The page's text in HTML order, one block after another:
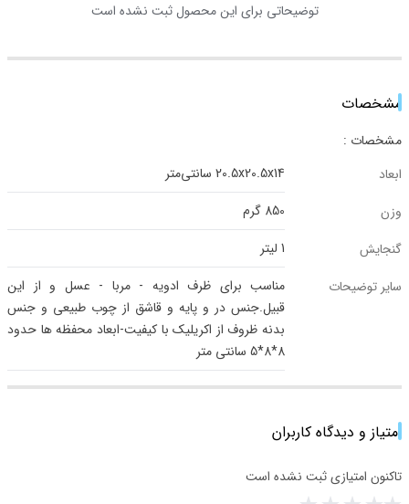
توضیحاتی برای این محصول ثبت نشده است
مشخصات
مشخصات :
ابعاد
20.5x20.5x14 سانتی‌متر
وزن
850 گرم
گنجایش
1 لیتر
سایر توضیحات
مناسب برای ظرف ادویه - مربا - عسل و از این
قبیل.جنس در و پایه و قاشق از چوب طبیعی و جنس
بدنه ظروف از اکریلیک با کیفیت-ابعاد محفظه ها حدود
8*8*5 سانتی متر
امتیاز و دیدگاه کاربران
تاکنون امتیازی ثبت نشده است